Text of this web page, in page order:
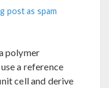
post as spam
polymer
a reference
cell and derive